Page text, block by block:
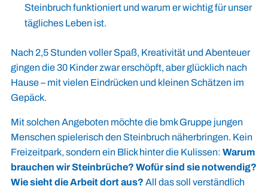
Steinbruch funktioniert und warum er wichtig für unser
tägliches Leben ist.
Nach 2,5 Stunden voller Spaß, Kreativität und Abenteuer
gingen die 30 Kinder zwar erschöpft, aber glücklich nach
Hause – mit vielen Eindrücken und kleinen Schätzen im
Gepäck.
Mit solchen Angeboten möchte die bmk Gruppe jungen
Menschen spielerisch den Steinbruch näherbringen. Kein
Freizeitpark, sondern ein Blick hinter die Kulissen: Warum
brauchen wir Steinbrüche? Wofür sind sie notwendig?
Wie sieht die Arbeit dort aus? All das soll verständlich